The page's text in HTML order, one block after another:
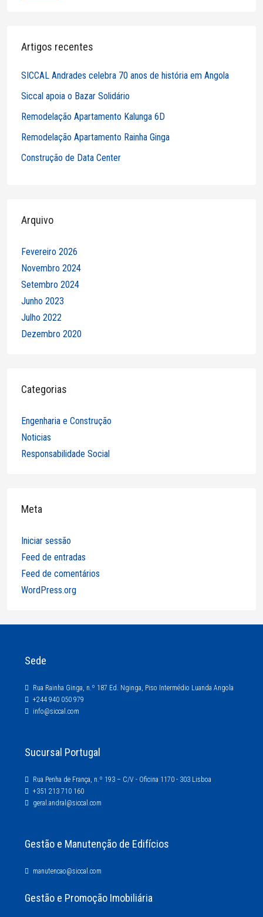
Artigos recentes
SICCAL Andrades celebra 70 anos de história em Angola
Siccal apoia o Bazar Solidário
Remodelação Apartamento Kalunga 6D
Remodelação Apartamento Rainha Ginga
Construção de Data Center
Arquivo
Fevereiro 2026
Novembro 2024
Setembro 2024
Junho 2023
Julho 2022
Dezembro 2020
Categorias
Engenharia e Construção
Noticias
Responsabilidade Social
Meta
Iniciar sessão
Feed de entradas
Feed de comentários
WordPress.org
Sede
Rua Rainha Ginga, n.º 187 Ed. Nginga, Piso Intermédio Luanda Angola
+244 940 050 979
info@siccal.com
Sucursal Portugal
Rua Penha de França, n.º 193 – C/V - Oficina 1170 - 303 Lisboa
+351 213 710 160
geral.andral@siccal.com
Gestão e Manutenção de Edifícios
manutencao@siccal.com
Gestão e Promoção Imobiliária